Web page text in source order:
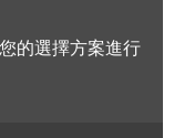
的選擇方案進行